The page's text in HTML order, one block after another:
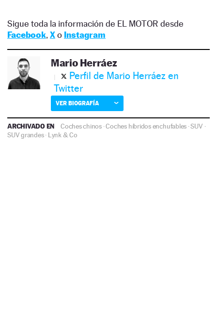
Sigue toda la información de EL MOTOR desde
Facebook, Xo Instagram
Mario Herráez
Perfil de Mario Herráez en
Twitter
VER BIOGRAFÍA
ARCHIVADO EN Coches chinos ·Coches híbridos enchufables ·SUV ·
SUV grandes· Lynk & Co